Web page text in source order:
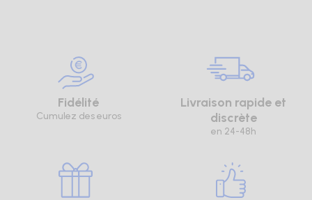
Fidélité
Cumulez des euros
Livraison rapide et
discrète
en 24-48h